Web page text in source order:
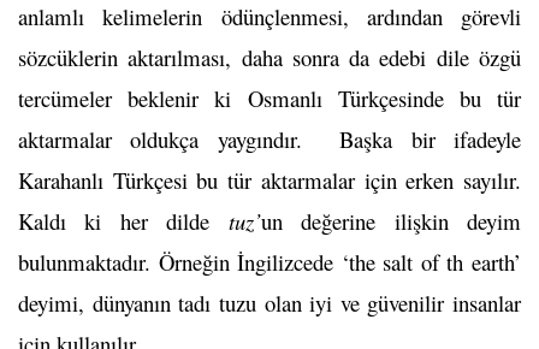
anlamlı kelimelerin ödünçlenmesi, ardından görevli
sözcüklerin aktarılması, daha sonra da edebi dile özgü
tercümeler beklenir ki Osmanlı Türkçesinde bu tür
aktarmalar oldukça yaygındır. Başka bir ifadeyle
Karahanlı Türkçesi bu tür aktarmalar için erken sayılır.
Kaldı ki her dilde tuz’un değerine ilişkin deyim
bulunmaktadır. Örneğin İngilizcede ‘the salt of th earth’
deyimi, dünyanın tadı tuzu olan iyi ve güvenilir insanlar